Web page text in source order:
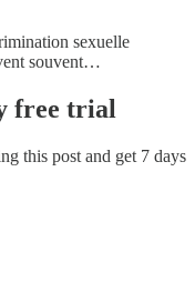
sexuelle
souvent…
free trial
this post and get 7 days